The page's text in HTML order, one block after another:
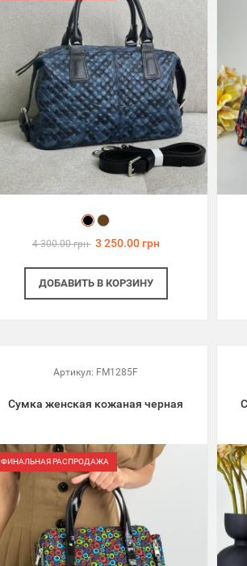
4 300.00 грн 3 250.00 грн
ДОБАВИТЬВ КОРЗИНУ
Артикул: FM1285F
Сумка женская кожаная черная
ФИНАЛЬНАЯ РАСПРОДАЖА